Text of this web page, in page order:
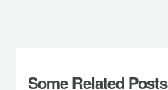
Some Related Posts